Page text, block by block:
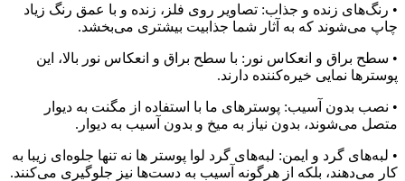
• رنگ‌های زنده و جذاب: تصاویر روی فلز، زنده و با عمق رنگ زیاد
چاپ می‌شوند که به آثار شما جذابیت بیشتری می‌بخشد.
• سطح براق و انعکاس نور: با سطح براق و انعکاس نور بالا، این
پوسترها نمایی خیره‌کننده دارند.
• نصب بدون آسیب: پوسترهای ما با استفاده از مگنت به دیوار
متصل می‌شوند، بدون نیاز به میخ و بدون آسیب به دیوار.
• لبه‌های گرد و ایمن: لبه‌های گرد لوا پوستر ها نه تنها جلوه‌ای زیبا به
کار می‌دهند، بلکه از هرگونه آسیب به دست‌ها نیز جلوگیری می‌کنند.